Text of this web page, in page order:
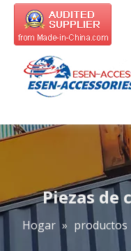
Piezas de
Hogar » productos